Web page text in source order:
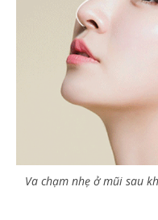
Va chạm nhẹ ở mũi sau